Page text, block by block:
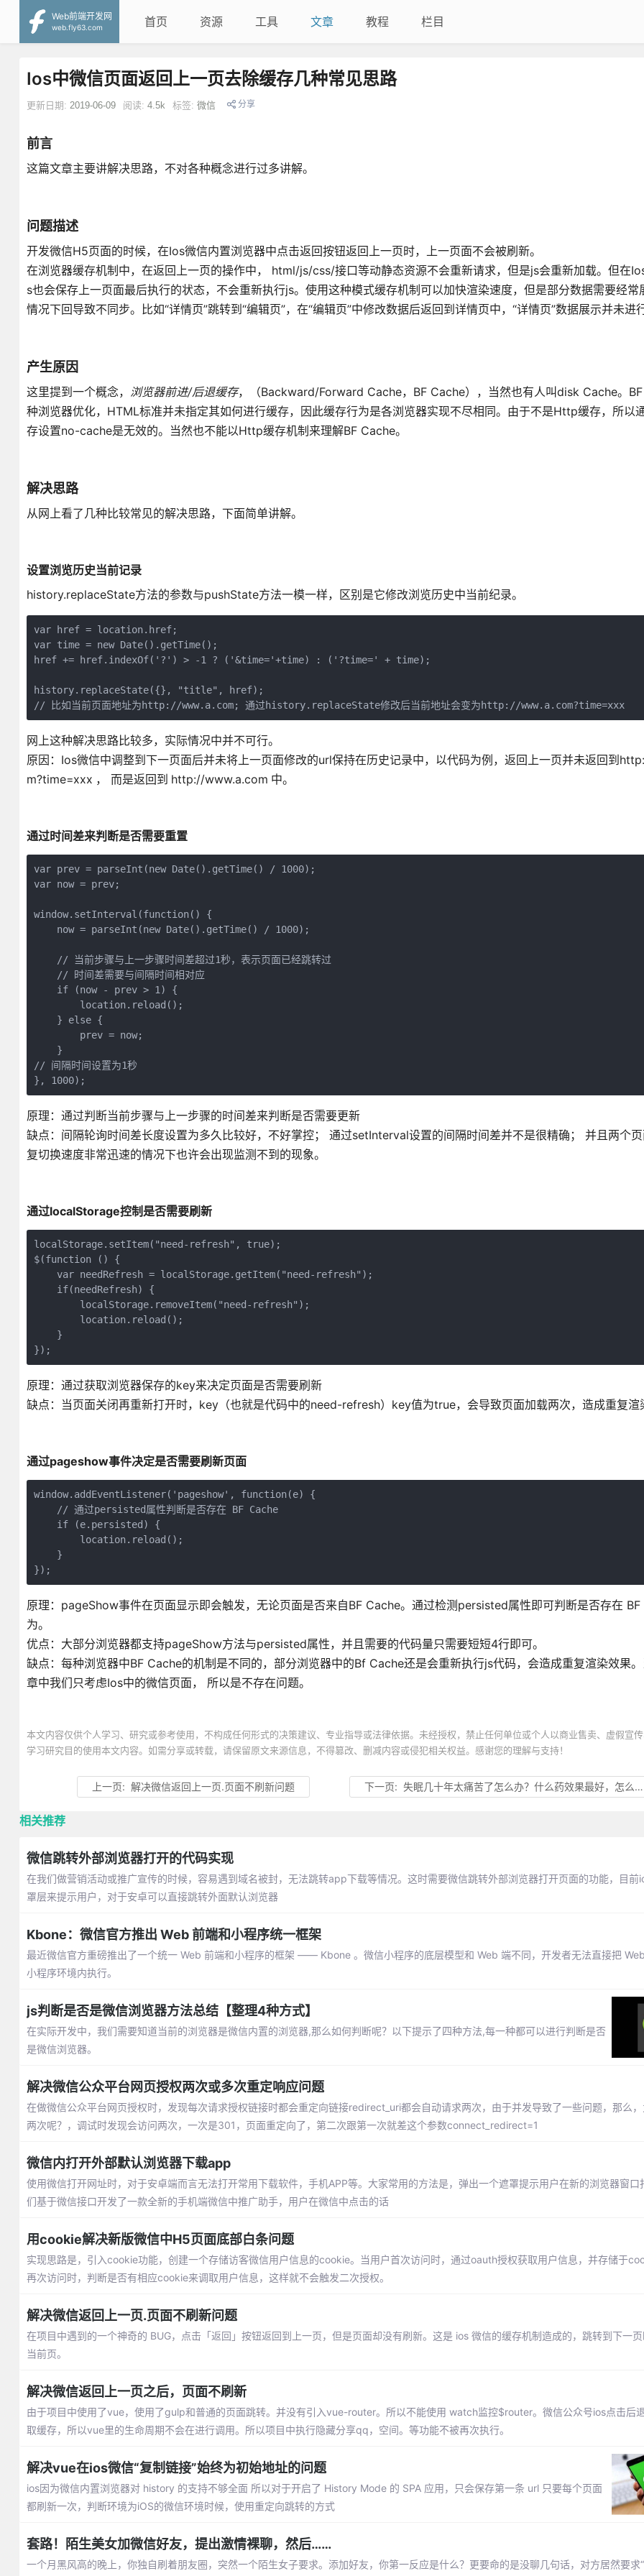
Web前端开发网
web.fly63.com
首页 资源 工具 文章 教程 栏目
Ios中微信页面返回上一页去除缓存几种常见思路
更新日期: 2019-06-09 阅读: 4.5k 标签: 微信 分享
前言
这篇文章主要讲解决思路，不对各种概念进行过多讲解。
问题描述
开发微信H5页面的时候，在Ios微信内置浏览器中点击返回按钮返回上一页时，上一页面不会被刷新。
在浏览器缓存机制中，在返回上一页的操作中， html/js/css/接口等动静态资源不会重新请求，但是js会重新加载。但在
s也会保存上一页面最后执行的状态，不会重新执行js。使用这种模式缓存机制可以加快渲染速度，但是部分数据需要经常
情况下回导致不同步。比如“详情页”跳转到“编辑页”，在“编辑页”中修改数据后返回到详情页中，“详情页”数据展示并未进
产生原因
这里提到一个概念， 浏览器前进/后退缓存，（Backward/Forward Cache，BF Cache），当然也有人叫disk Cache。
种浏览器优化，HTML标准并未指定其如何进行缓存，因此缓存行为是各浏览器实现不尽相同。由于不是Http缓存，所以
存设置no-cache是无效的。当然也不能以Http缓存机制来理解BF Cache。
解决思路
从网上看了几种比较常见的解决思路，下面简单讲解。
设置浏览历史当前记录
history.replaceState方法的参数与pushState方法一模一样，区别是它修改浏览历史中当前纪录。
var href = location.href;
var time = new Date().getTime();
href += href.indexOf('?') > -1 ? ('&time='+time) : ('?time=' + time);
history.replaceState({}, "title", href);
// 比如当前页面地址为http://www.a.com; 通过history.replaceState修改后当前地址会变为http://www.a.com?time=xxx
网上这种解决思路比较多，实际情况中并不可行。
原因：Ios微信中调整到下一页面后并未将上一页面修改的url保持在历史记录中，以代码为例，返回上一页并未返回到
m?time=xxx ， 而是返回到 http://www.a.com 中。
通过时间差来判断是否需要重置
var prev = parseInt(new Date().getTime() / 1000);
var now = prev;
window.setInterval(function() {
    now = parseInt(new Date().getTime() / 1000);
    // 当前步骤与上一步骤时间差超过1秒，表示页面已经跳转过
    // 时间差需要与间隔时间相对应
    if (now - prev > 1) {
        location.reload();
    } else {
        prev = now;
    }
// 间隔时间设置为1秒
}, 1000);
原理：通过判断当前步骤与上一步骤的时间差来判断是否需要更新
缺点：间隔轮询时间差长度设置为多久比较好，不好掌控； 通过setInterval设置的间隔时间差并不是很精确； 并且两个
复切换速度非常迅速的情况下也许会出现监测不到的现象。
通过localStorage控制是否需要刷新
localStorage.setItem("need-refresh", true);
$(function () {
    var needRefresh = localStorage.getItem("need-refresh");
    if(needRefresh) {
        localStorage.removeItem("need-refresh");
        location.reload();
    }
});
原理：通过获取浏览器保存的key来决定页面是否需要刷新
缺点：当页面关闭再重新打开时，key（也就是代码中的need-refresh）key值为true，会导致页面加载两次，造成重复渲
通过pageshow事件决定是否需要刷新页面
window.addEventListener('pageshow', function(e) {
    // 通过persisted属性判断是否存在 BF Cache
    if (e.persisted) {
        location.reload();
    }
});
原理：pageShow事件在页面显示即会触发，无论页面是否来自BF Cache。通过检测persisted属性即可判断是否存在
为。
优点：大部分浏览器都支持pageShow方法与persisted属性，并且需要的代码量只需要短短4行即可。
缺点：每种浏览器中BF Cache的机制是不同的，部分浏览器中的Bf Cache还是会重新执行js代码，会造成重复渲染效果
章中我们只考虑Ios中的微信页面， 所以是不存在问题。
本文内容仅供个人学习、研究或参考使用，不构成任何形式的决策建议、专业指导或法律依据。未经授权，禁止任何单位或个人以商业售卖、虚假宣
学习研究目的使用本文内容。如需分享或转载，请保留原文来源信息，不得篡改、删减内容或侵犯相关权益。感谢您的理解与支持！
上一页:解决微信返回上一页.页面不刷新问题 下一页:失眠几十年太痛苦了怎么办？什么药效果最好，怎么样才可以调理好，需要多久可以治疗好
相关推荐
微信跳转外部浏览器打开的代码实现
在我们做营销活动或推广宣传的时候，容易遇到域名被封，无法跳转app下载等情况。这时需要微信跳转外部浏览器打开页面的功能，目前
罩层来提示用户，对于安卓可以直接跳转外面默认浏览器
Kbone：微信官方推出 Web 前端和小程序统一框架
最近微信官方重磅推出了一个统一 Web 前端和小程序的框架 —— Kbone 。微信小程序的底层模型和 Web 端不同，开发者无法直接把
小程序环境内执行。
js判断是否是微信浏览器方法总结【整理4种方式】
在实际开发中，我们需要知道当前的浏览器是微信内置的浏览器,那么如何判断呢？以下提示了四种方法,每一种都可以进行判断是否
是微信浏览器。
解决微信公众平台网页授权两次或多次重定响应问题
在做微信公众平台网页授权时，发现每次请求授权链接时都会重定向链接redirect_uri都会自动请求两次，由于并发导致了一些问题，那么
两次呢？，调试时发现会访问两次，一次是301，页面重定向了，第二次跟第一次就差这个参数connect_redirect=1
微信内打开外部默认浏览器下载app
使用微信打开网址时，对于安卓端而言无法打开常用下载软件，手机APP等。大家常用的方法是，弹出一个遮罩提示用户在新的浏览器窗口
们基于微信接口开发了一款全新的手机端微信中推广助手，用户在微信中点击的话
用cookie解决新版微信中H5页面底部白条问题
实现思路是，引入cookie功能，创建一个存储访客微信用户信息的cookie。当用户首次访问时，通过oauth授权获取用户信息，并存储于
再次访问时，判断是否有相应cookie来调取用户信息，这样就不会触发二次授权。
解决微信返回上一页.页面不刷新问题
在项目中遇到的一个神奇的 BUG，点击「返回」按钮返回到上一页，但是页面却没有刷新。这是 ios 微信的缓存机制造成的，跳转到下一
当前页。
解决微信返回上一页之后，页面不刷新
由于项目中使用了vue，使用了gulp和普通的页面跳转。并没有引入vue-router。所以不能使用 watch监控$router。微信公众号ios点击后
取缓存，所以vue里的生命周期不会在进行调用。所以项目中执行隐藏分享qq，空间。等功能不被再次执行。
解决vue在ios微信“复制链接”始终为初始地址的问题
ios因为微信内置浏览器对 history 的支持不够全面 所以对于开启了 History Mode 的 SPA 应用，只会保存第一条 url 只要每个页面
都刷新一次，判断环境为iOS的微信环境时候，使用重定向跳转的方式
套路！陌生美女加微信好友，提出激情裸聊，然后……
一个月黑风高的晚上，你独自刷着朋友圈，突然一个陌生女子要求。添加好友，你第一反应是什么？更要命的是没聊几句话，对方居然要求“